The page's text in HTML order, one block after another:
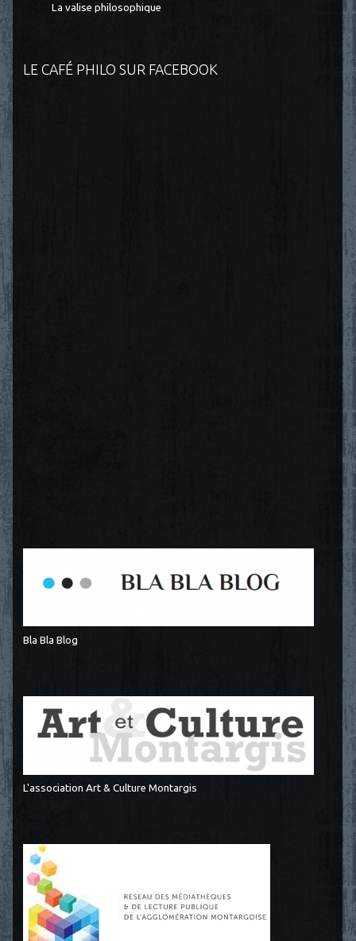
La valise philosophique
LE CAFÉ PHILO SUR FACEBOOK
Bla Bla Blog
L'association Art & Culture Montargis